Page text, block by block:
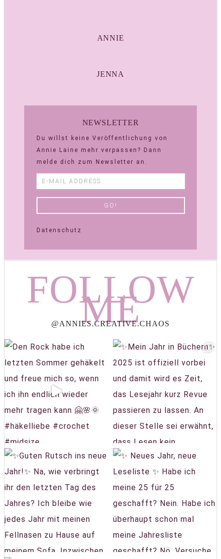
ANNIE
JENNA
NEWSLETTER
Du willst keine Veröffentlichung von
Annie Laine mehr verpassen? Dann
melde dich zum Newsletter an.
Datenschutz
FOLLOW
ME
@ANNIES.CREATIVE.CHAOS